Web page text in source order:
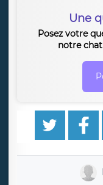
Une
Posez votre
notre